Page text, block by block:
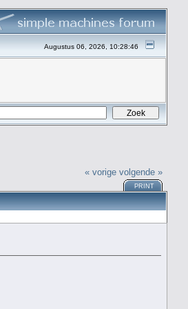
Augustus 06, 2026, 10:28:46
« vorige volgende »
PRINT